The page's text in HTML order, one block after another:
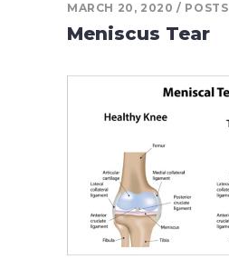
MARCH 20, 2020 POSTS
Meniscus Tear